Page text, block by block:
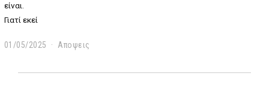
είναι.
Γιατί εκεί
01/05/2025 Αποψεις